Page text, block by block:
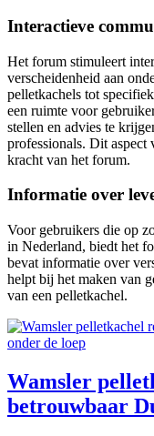
Interactieve
Het forum stimuleert
verscheidenheid aan
pelletkachels tot
een ruimte voor
stellen en advies te
professionals. Dit aspect
kracht van het forum.
Informatie over
Voor gebruikers die op
in Nederland, biedt het
bevat informatie over
helpt bij het maken van
van een pelletkachel.
Wamsler
betrouwbaar